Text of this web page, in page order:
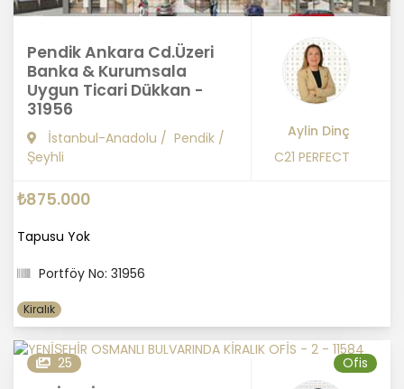
Pendik Ankara Cd.Üzeri
Banka & Kurumsala
Uygun Ticari Dükkan -
31956
İstanbul-Anadolu / Pendik /
Şeyhli
Aylin Dinç
C21 PERFECT
₺875.000
Tapusu Yok
Portföy No: 31956
Kiralık
25 Ofis